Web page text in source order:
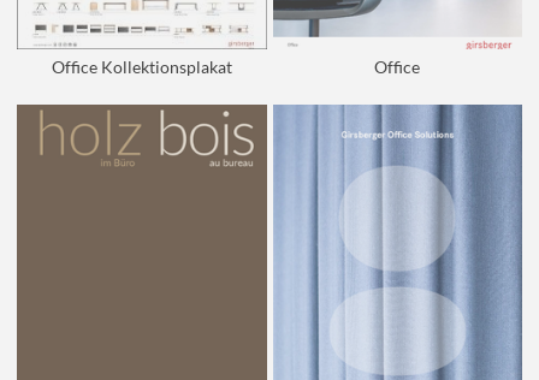
Office Kollektionsplakat Office